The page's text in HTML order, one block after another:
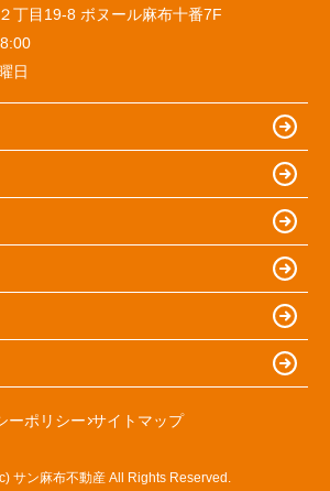
丁目19-8 ボヌール麻布十番7F
日
ーポリシー サイトマップ
サン麻布不動産 All Rights Reserved.